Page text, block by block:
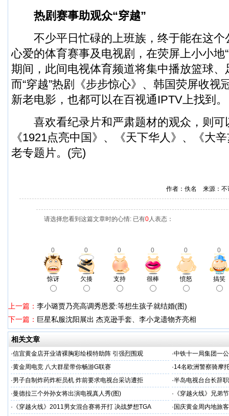
热剧赛事助观众“穿越”
不少平日忙碌的上班族，终于能在这个
心爱的体育赛事及电视剧，在荧屏上小小地
期间，此间电视体育频道将集中播放篮球
而“穿越”热剧《步步惊心》、韩国荧屏收视
新老电影，也都可以在百视通IPTV上找到。
喜欢看纪录片和严肃题材的观众，则可
《1921点亮中国》、《天下华人》、《大
老专题片。(完)
作者：佚名 来源：
请选择您看到这篇文章时的心情: 已有0人表态：
0 0 0 0 0 0
惊讶 欠揍 支持 很棒 愤怒 搞笑
上一篇： 李小璐贾乃亮高调秀恩爱:等想生孩子就结婚(图)
下一篇： 巨星私服沈阳展出 杰克逊手套、李小龙遗物齐亮相
相关文章
·信宜黄金店开业请裸胸彩绘模特助阵 引强烈围观 ·中铁十一局集团一
·黄金周电竞 八大群星带你畅游G联赛 ·14名欧洲警察骑摩
·男子自制炸药炸柜员机 炸前要求电视台采访遭拒 ·半岛电视台台长辞
·曼德拉三个外孙女将出演电视真人秀(图) · 《穿越火线》兄弟
· 《穿越火线》2011男女混合赛将开打 决战梦想TGA · 国庆黄金周内地旅